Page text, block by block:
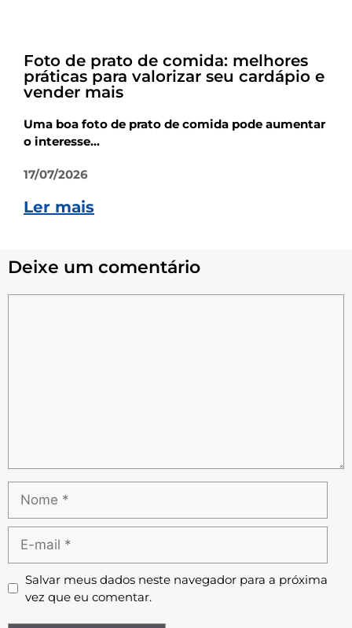
Foto de prato de comida: melhores
práticas para valorizar seu cardápio e
vender mais
Uma boa foto de prato de comida pode aumentar
o interesse...
17/07/2026
Ler mais
Deixe um comentário
Salvar meus dados neste navegador para a próxima
vez que eu comentar.